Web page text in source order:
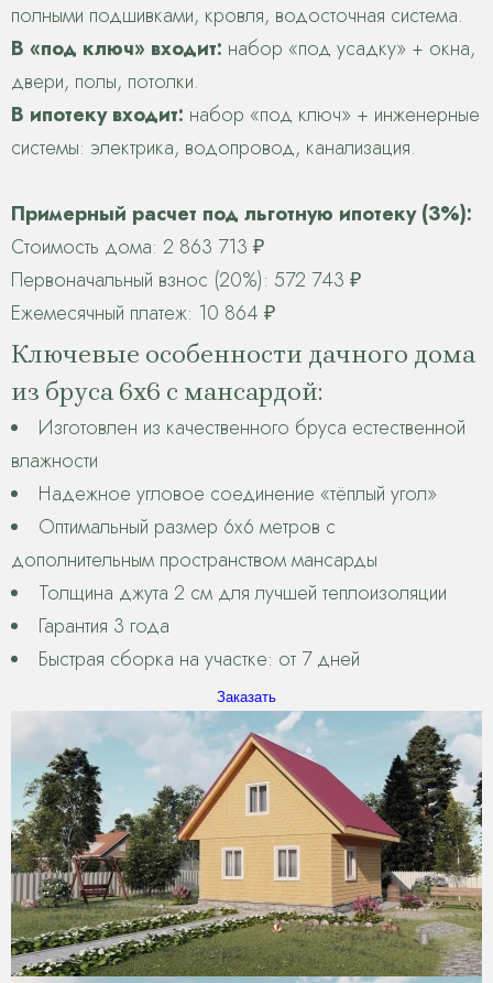
полными подшивками, кровля, водосточная система.
В «под ключ» входит: набор «под усадку» + окна,
двери, полы, потолки.
В ипотеку входит: набор «под ключ» + инженерные
системы: электрика, водопровод, канализация.
Примерный расчет под льготную ипотеку (3%):
Стоимость дома: 2 863 713 ₽
Первоначальный взнос (20%): 572 743 ₽
Ежемесячный платеж: 10 864 ₽
Ключевые особенности дачного дома
из бруса 6х6 с мансардой:
Изготовлен из качественного бруса естественной
влажности
Надежное угловое соединение «тёплый угол»
Оптимальный размер 6х6 метров с
дополнительным пространством мансарды
Толщина джута 2 см для лучшей теплоизоляции
Гарантия 3 года
Быстрая сборка на участке: от 7 дней
Заказать